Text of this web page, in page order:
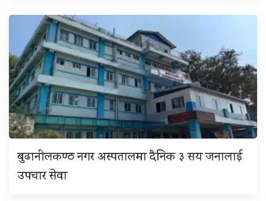
बुढानीलकण्ठ नगर अस्पतालमा दैनिक ३ सय जनालाई
उपचार सेवा